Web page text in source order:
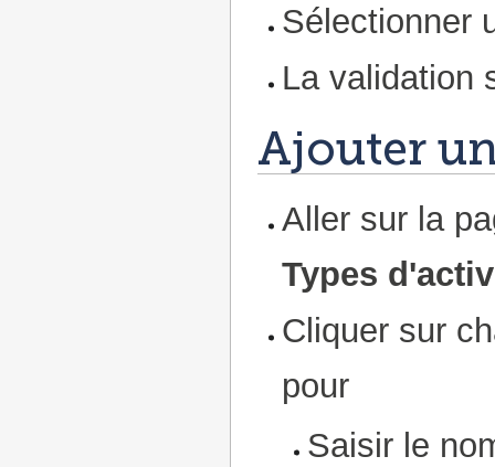
Sélectionner
La validation
Ajouter
Aller sur la
Types
Cliquer sur
pour
Saisir le